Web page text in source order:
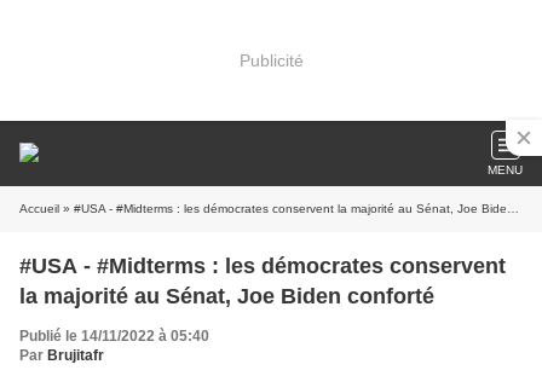
Publicité
MENU
Accueil » #USA - #Midterms : les démocrates conservent la majorité au Sénat, Joe Biden conforté
#USA - #Midterms : les démocrates conservent
la majorité au Sénat, Joe Biden conforté
Publié le 14/11/2022 à 05:40
Par Brujitafr